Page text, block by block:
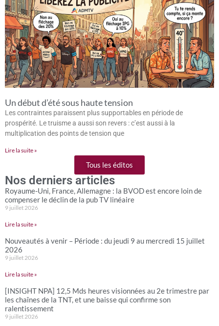
Un début d’été sous haute tension
Les contraintes paraissent plus supportables en période de
prospérité. Le truisme a aussi son revers : c’est aussi à la
multiplication des points de tension que
Lire la suite »
Tous les éditos
Nos derniers articles
Royaume-Uni, France, Allemagne : la BVOD est encore loin de
compenser le déclin de la pub TV linéaire
9 juillet 2026
Lire la suite »
Nouveautés à venir – Période : du jeudi 9 au mercredi 15 juillet
2026
9 juillet 2026
Lire la suite »
[INSIGHT NPA] 12,5 Mds heures visionnées au 2e trimestre par
les chaînes de la TNT, et une baisse qui confirme son
ralentissement
9 juillet 2026